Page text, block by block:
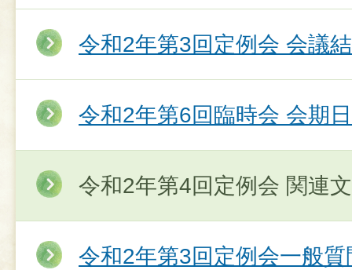
令和2年第3回定例会 会議
令和2年第6回臨時会 会期
令和2年第4回定例会 関連
令和2年第3回定例会一般質